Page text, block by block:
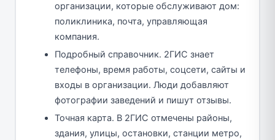
организации, которые обслуживают дом:
поликлиника, почта, управляющая
компания.
Подробный справочник. 2ГИС знает
телефоны, время работы, соцсети, сайты и
входы в организации. Люди добавляют
фотографии заведений и пишут отзывы.
Точная карта. В 2ГИС отмечены районы,
здания, улицы, остановки, станции метро,